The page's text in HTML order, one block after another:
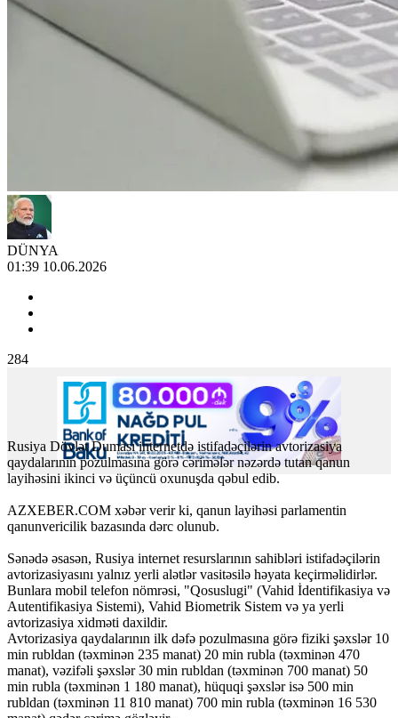
DÜNYA
01:39 10.06.2026
284
Rusiya Dövlət Duması internetdə istifadəçilərin avtorizasiya
qaydalarının pozulmasına görə cərimələr nəzərdə tutan qanun
layihəsini ikinci və üçüncü oxunuşda qəbul edib.
AZXEBER.COM xəbər verir ki, qanun layihəsi parlamentin
qanunvericilik bazasında dərc olunub.
Sənədə əsasən, Rusiya internet resurslarının sahibləri istifadəçilərin
avtorizasiyasını yalnız yerli alətlər vasitəsilə həyata keçirməlidirlər.
Bunlara mobil telefon nömrəsi, "Qosuslugi" (Vahid İdentifikasiya və
Autentifikasiya Sistemi), Vahid Biometrik Sistem və ya yerli
avtorizasiya xidməti daxildir.
Avtorizasiya qaydalarının ilk dəfə pozulmasına görə fiziki şəxslər 10
min rubldan (təxminən 235 manat) 20 min rubla (təxminən 470
manat), vəzifəli şəxslər 30 min rubldan (təxminən 700 manat) 50
min rubla (təxminən 1 180 manat), hüquqi şəxslər isə 500 min
rubldan (təxminən 11 810 manat) 700 min rubla (təxminən 16 530